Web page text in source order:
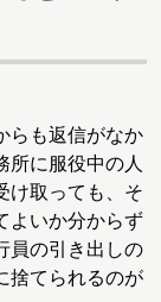
らも返信がなか
所に服役中の人
け取っても、そ
よいか分からず
員の引き出しの
捨てられるのが